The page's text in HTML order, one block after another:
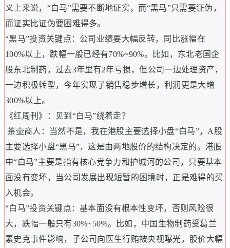
义上来说，“白马”需要不断地证实，而“黑马”只需要证伪，
而证实比证伪要困难得多。
“黑马”投资关键点：公司业绩要大幅反转，同比涨幅在
100%以上，跌幅一般已经有70%~90%。比如，东北老国企
股东北制药，过去3年里有2年亏损，但公司一边处理资产，
一边积极转型，今年实现了销售稳步增长，利润更是大增
300%以上。
《红周刊》：见到“白马”绕着走？
茶壶商人：当然不是，我在港股主要选择小盘“白马”，A股
主要选择小盘“黑马”，这是由两地股价的结构决定的。港股
中“白马”主要是指有核心竞争力和护城河的公司，只要基本
面没有变坏，当公司发展出现短暂的困境时，正是难得的买
入机会。
“白马”投资关键点：基本面没有根本性变坏，否则风险很
大，跌幅一般只有30%~50%。比如，中国生物制药受葛兰
素史克事件影响，子公司向医生行贿被央视曝光，股价大幅